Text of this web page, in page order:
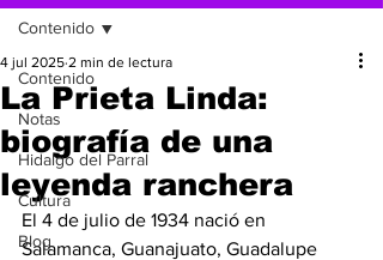
Contenido
Notas
Hidalgo del Parral
Cultura
Blog
Contenido
La Prieta Linda:
biografía de una
leyenda ranchera
4 jul 2025 2 min de lectura
El 4 de julio de 1934 nació en
Salamanca, Guanajuato, Guadalupe